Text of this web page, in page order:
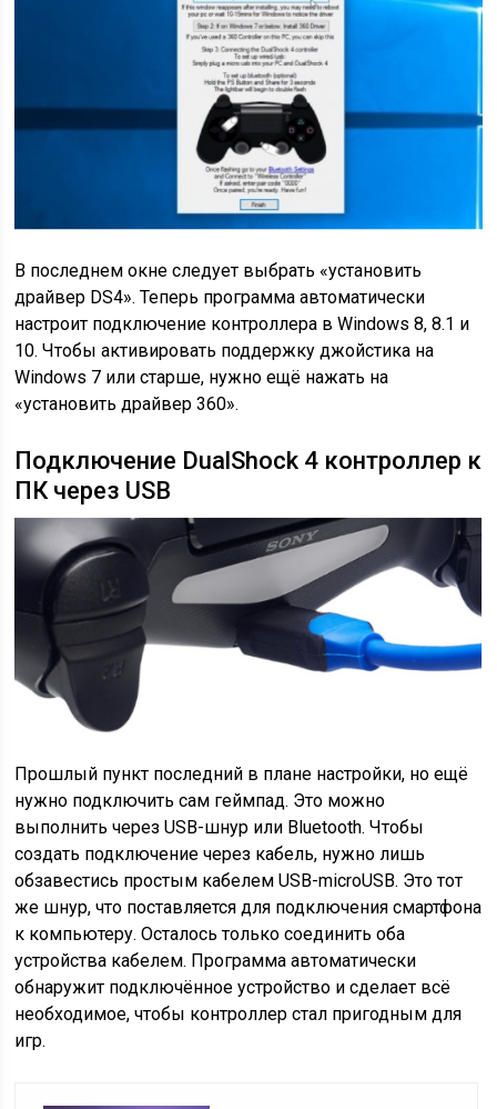
В последнем окне следует выбрать «установить
драйвер DS4». Теперь программа автоматически
настроит подключение контроллера в Windows 8, 8.1 и
10. Чтобы активировать поддержку джойстика на
Windows 7 или старше, нужно ещё нажать на
«установить драйвер 360».
Подключение DualShock 4 контроллер к
ПК через USB
Прошлый пункт последний в плане настройки, но ещё
нужно подключить сам геймпад. Это можно
выполнить через USB-шнур или Bluetooth. Чтобы
создать подключение через кабель, нужно лишь
обзавестись простым кабелем USB-microUSB. Это тот
же шнур, что поставляется для подключения смартфона
к компьютеру. Осталось только соединить оба
устройства кабелем. Программа автоматически
обнаружит подключённое устройство и сделает всё
необходимое, чтобы контроллер стал пригодным для
игр.